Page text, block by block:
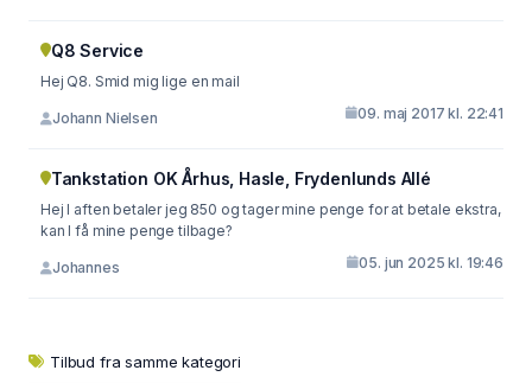
Q8 Service
Hej Q8. Smid mig lige en mail
Johann Nielsen 09. maj 2017 kl. 22:41
Tankstation OK Århus, Hasle, Frydenlunds Allé
Hej I aften betaler jeg 850 og tager mine penge for at betale ekstra,
kan I få mine penge tilbage?
Johannes 05. jun 2025 kl. 19:46
Tilbud fra samme kategori